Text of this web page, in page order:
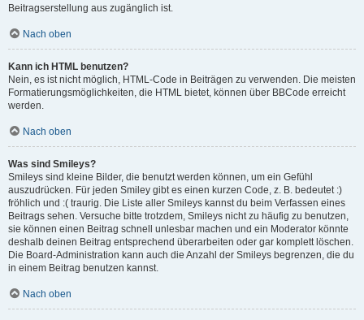
Beitragserstellung aus zugänglich ist.
Nach oben
Kann ich HTML benutzen?
Nein, es ist nicht möglich, HTML-Code in Beiträgen zu verwenden. Die meisten
Formatierungsmöglichkeiten, die HTML bietet, können über BBCode erreicht
werden.
Nach oben
Was sind Smileys?
Smileys sind kleine Bilder, die benutzt werden können, um ein Gefühl
auszudrücken. Für jeden Smiley gibt es einen kurzen Code, z. B. bedeutet :)
fröhlich und :( traurig. Die Liste aller Smileys kannst du beim Verfassen eines
Beitrags sehen. Versuche bitte trotzdem, Smileys nicht zu häufig zu benutzen,
sie können einen Beitrag schnell unlesbar machen und ein Moderator könnte
deshalb deinen Beitrag entsprechend überarbeiten oder gar komplett löschen.
Die Board-Administration kann auch die Anzahl der Smileys begrenzen, die du
in einem Beitrag benutzen kannst.
Nach oben